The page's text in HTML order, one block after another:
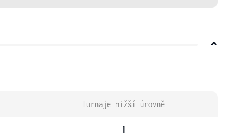
Turnaje nižší úrovně
1